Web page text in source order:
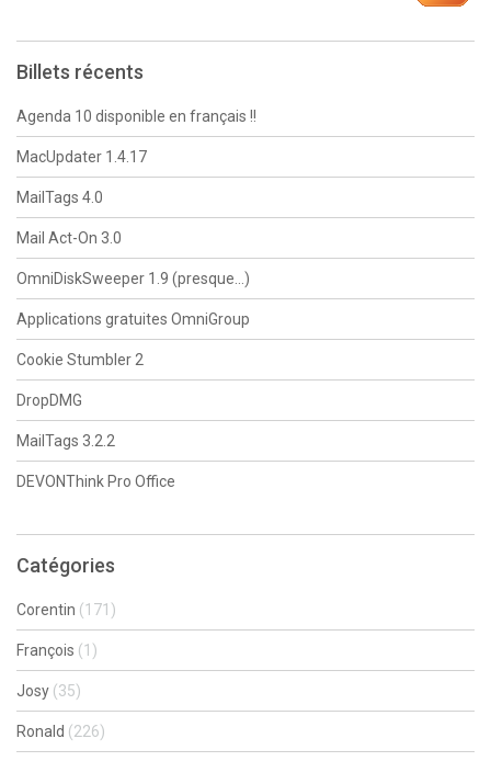
Billets récents
Agenda 10 disponible en français !!
MacUpdater 1.4.17
MailTags 4.0
Mail Act-On 3.0
OmniDiskSweeper 1.9 (presque…)
Applications gratuites OmniGroup
Cookie Stumbler 2
DropDMG
MailTags 3.2.2
DEVONThink Pro Office
Catégories
Corentin (171)
François (1)
Josy (35)
Ronald (226)